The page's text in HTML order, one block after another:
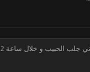
و خلال ساعة 00491634511222 لجلب الحبيب